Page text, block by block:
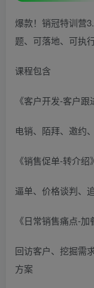
爆款！销冠特训营
题、可落地、可执
课程包含
《客户开发-客户
电销、陌拜、邀约
《销售促单-转介
逼单、价格谈判、
《日常销售痛点-
回访客户、挖掘需
方案